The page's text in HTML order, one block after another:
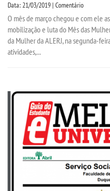
Data: 21/03/2019 | Comentário
O mês de março chegou e com ele
mobilização e luta do Mês das
da Mulher da ALERJ, na segunda-
atividades,...